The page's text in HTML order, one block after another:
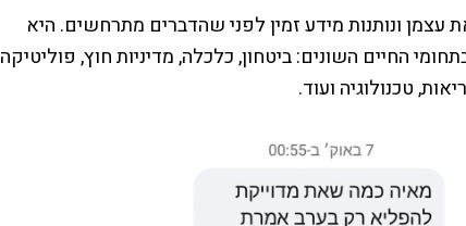
עצמן ונותנות מידע זמין לפני שהדברים מתרחשים. היא
החיים השונים: ביטחון, כלכלה, מדיניות חוץ, פוליטיקה
טכנולוגיה ועוד.